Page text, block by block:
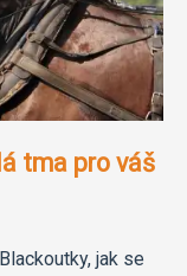
tma pro váš
jak se